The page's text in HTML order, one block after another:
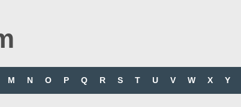
M N O P Q R S T U V W X Y